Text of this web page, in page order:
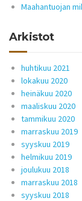
Maahantuojan
Arkistot
huhtikuu 2021
lokakuu 2020
heinäkuu 2020
maaliskuu 2020
tammikuu 2020
marraskuu 2019
syyskuu 2019
helmikuu 2019
joulukuu 2018
marraskuu 2018
syyskuu 2018